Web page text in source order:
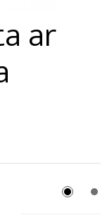
ar